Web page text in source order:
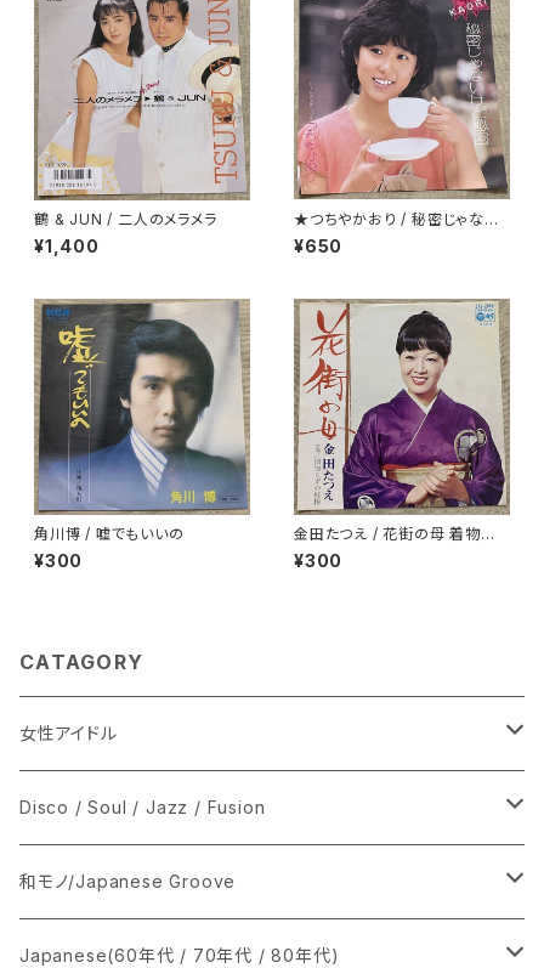
鶴 & JUN / 二人のメラメラ
¥1,400
★つちやかおり / 秘密じゃない
けど秘密
¥650
角川博 / 嘘でもいいの
¥300
金田たつえ / 花街の母 着物ジャ
ケ
¥300
CATAGORY
女性アイドル
シングル盤
あ行
か行
LP
CD
Disco / Soul / Jazz / Fusion
シングル盤
A
12インチ・シングル
和モノ/Japanese Groove
シングル盤
Japanese(60年代 / 70年代 / 80年代)